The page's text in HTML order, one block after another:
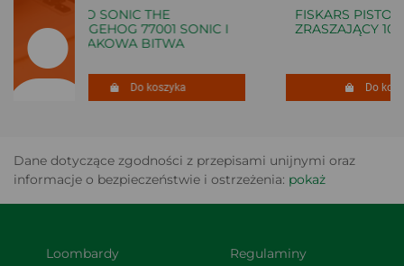
LEGO SONIC THE
HEDGEHOG 77001 SONIC I
BIWAKOWA BITWA
Do koszyka
FISKARS PISTOLET
ZRASZAJĄCY
Do
Dane dotyczące zgodności z przepisami unijnymi oraz
informacje o bezpieczeństwie i ostrzeżenia: pokaż
Loombardy
Regulaminy